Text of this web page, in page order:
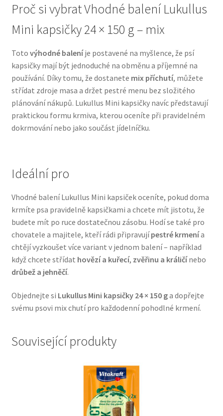
Přepravky pro psy
Purizon pro psy — Vysoký obsah masa, bez obilovin
Royal Canin pro psy
Veterinární dieta pro psy
Vodítka a obojky
Proč si vybrat Vhodné balení Lukullus
Mini kapsičky 24 × 150 g – mix
Toto výhodné baleníje postavené na myšlence, že psí
kapsičky mají být jednoduché na obměnu a příjemné na
používání. Díky tomu, že dostanete mix příchutí, můžete
střídat zdroje masa a držet pestré menu bez složitého
plánování nákupů. Lukullus Mini kapsičky navíc představují
praktickou formu krmiva, kterou oceníte při pravidelném
dokrmování nebo jako součást jídelníčku.
Ideální pro
Vhodné balení Lukullus Mini kapsiček oceníte, pokud doma
krmíte psa pravidelně kapsičkami a chcete mít jistotu, že
budete mít po ruce dostatečnou zásobu. Hodí se také pro
chovatele a majitele, kteří rádi připravujípestré krmenía
chtějí vyzkoušet více variant v jednom balení – například
když chcete střídat hovězí a kuřecí, zvěřinu a králičínebo
drůbež a jehněčí.
Objednejte si Lukullus Mini kapsičky 24 × 150 ga dopřejte
svému psovi mix chutí pro každodenní pohodlné krmení.
Související produkty